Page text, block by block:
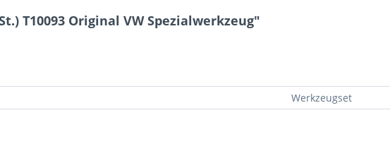
T10093 Original VW Spezialwerkzeug"
Werkzeugset